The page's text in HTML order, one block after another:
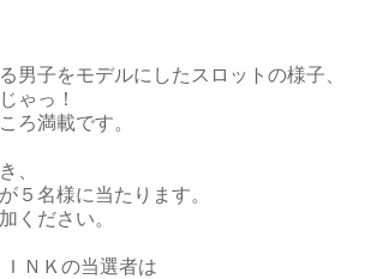
男子をモデルにしたスロットの様子、
ゃっ！
ろ満載です。
、
５名様に当たります。
ください。
ＮＫの当選者は